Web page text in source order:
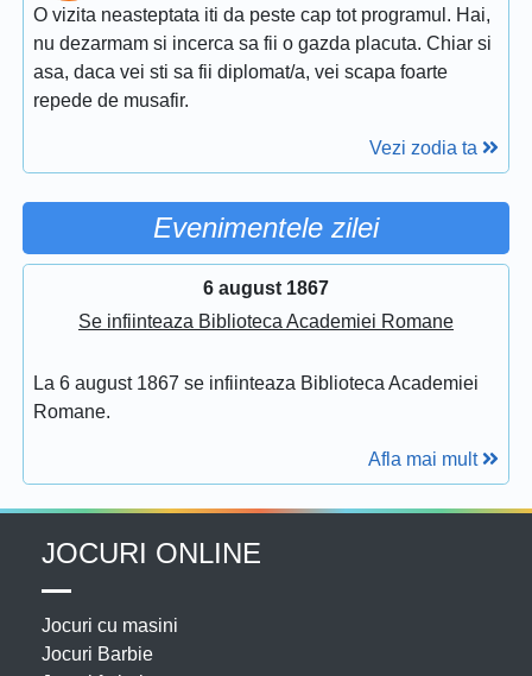
O vizita neasteptata iti da peste cap tot programul. Hai,
nu dezarmam si incerca sa fii o gazda placuta. Chiar si
asa, daca vei sti sa fii diplomat/a, vei scapa foarte
repede de musafir.
Vezi zodia ta
Evenimentele zilei
6 august 1867
Se infiinteaza Biblioteca Academiei Romane
La 6 august 1867 se infiinteaza Biblioteca Academiei
Romane.
Afla mai mult
JOCURI ONLINE
Jocuri cu masini
Jocuri Barbie